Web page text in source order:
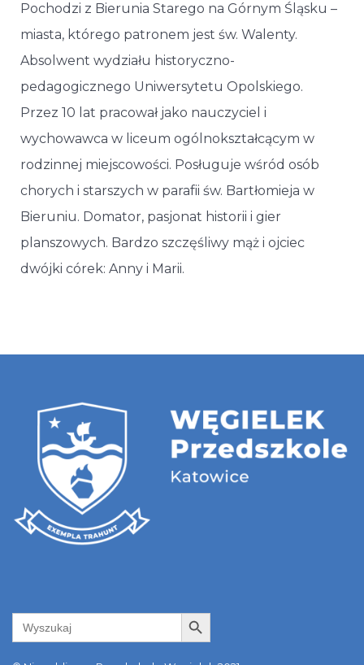
Pochodzi z Bierunia Starego na Górnym Śląsku –
miasta, którego patronem jest św. Walenty.
Absolwent wydziału historyczno-
pedagogicznego Uniwersytetu Opolskiego.
Przez 10 lat pracował jako nauczyciel i
wychowawca w liceum ogólnokształcącym w
rodzinnej miejscowości. Posługuje wśród osób
chorych i starszych w parafii św. Bartłomieja w
Bieruniu. Domator, pasjonat historii i gier
planszowych. Bardzo szczęśliwy mąż i ojciec
dwójki córek: Anny i Marii.
Search
for:
Search Button